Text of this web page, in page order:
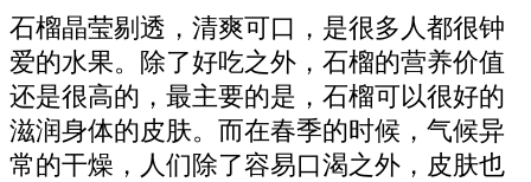
石榴晶莹剔透，清爽可口，是很多人都很钟
爱的水果。除了好吃之外，石榴的营养价值
还是很高的，最主要的是，石榴可以很好的
滋润身体的皮肤。而在春季的时候，气候异
常的干燥，人们除了容易口渴之外，皮肤也